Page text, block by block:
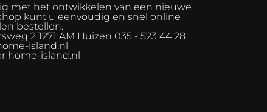
met het ontwikkelen van een nieuwe
kunt u eenvoudig en snel online
bestellen.
2 1271 AM Huizen 035 - 523 44 28
island.nl
home-island.nl